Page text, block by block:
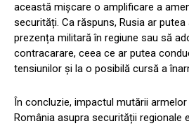
această mișcare o amplificare a
securități. Ca răspuns, Rusia ar
prezența militară în regiune sau să
contracarare, ceea ce ar putea
tensiunilor și la o posibilă cursă a
În concluzie, impactul mutării
România asupra securității regionale